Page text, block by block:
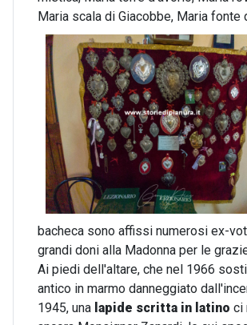
Maria scala di Giacobbe, Maria fonte
bacheca sono affissi numerosi ex-
grandi doni alla Madonna per le
Ai piedi dell'altare, che nel 1966
antico in marmo danneggiato
1945, una lapide scritta in latino ci